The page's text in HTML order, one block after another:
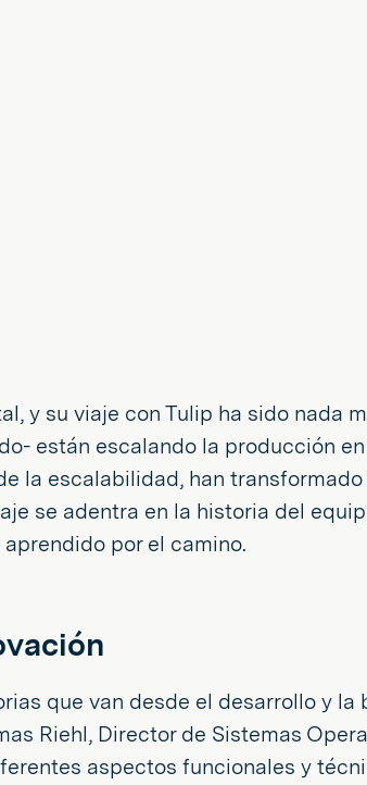
y su viaje con Tulip ha sido nada
están escalando la producción
la escalabilidad, han
se adentra en la historia del
por el camino.
que van desde el desarrollo y
Riehl, Director de Sistemas
aspectos funcionales y